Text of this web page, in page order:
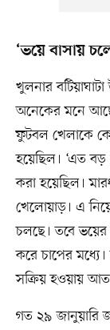
‘ভয়ে বাসায়
খুলনার
অনেকের মনে
ফুটবল খেলাকে
হয়েছিল। ‘এত বড়
করা হয়েছিল।
খেলোয়াড়। এ
চলছে। তবে
করে চাপের
সক্রিয় হওয়ায়
গত ২৯ জানুয়ারি